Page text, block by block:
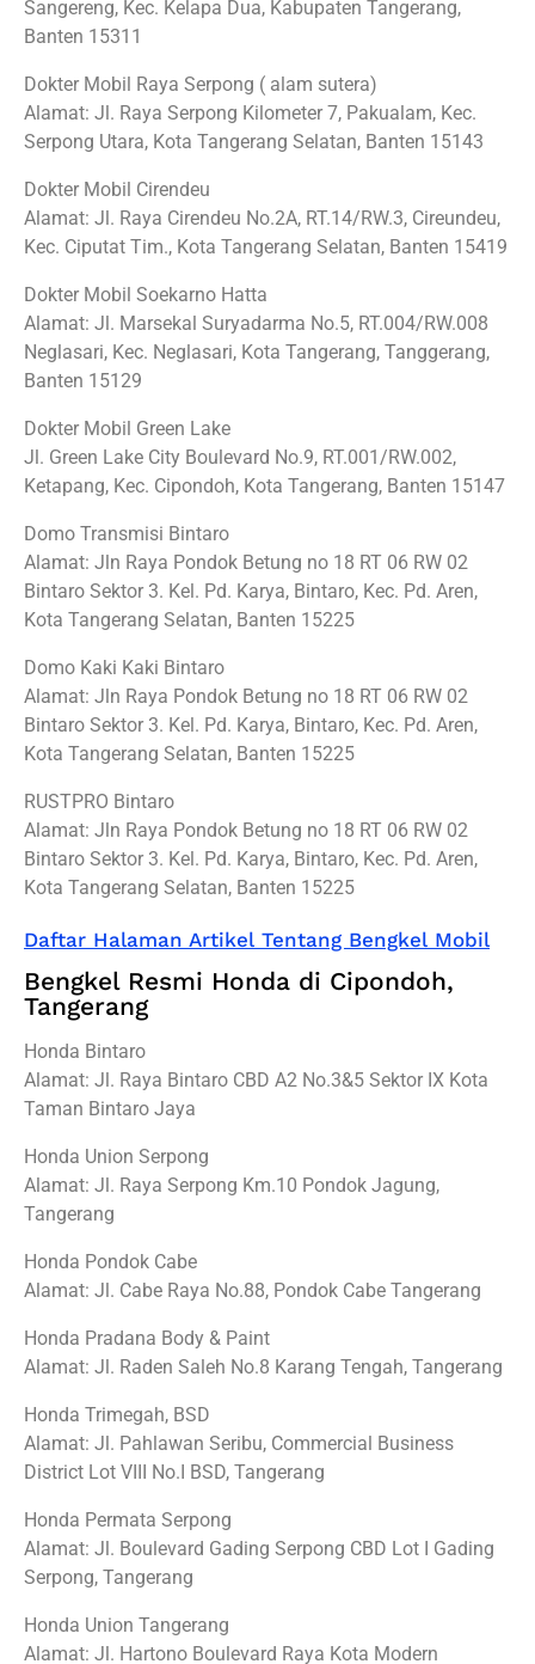
Sangereng, Kec. Kelapa Dua, Kabupaten Tangerang,
Banten 15311
Dokter Mobil Raya Serpong ( alam sutera)
Alamat: Jl. Raya Serpong Kilometer 7, Pakualam, Kec.
Serpong Utara, Kota Tangerang Selatan, Banten 15143
Dokter Mobil Cirendeu
Alamat: Jl. Raya Cirendeu No.2A, RT.14/RW.3, Cireundeu,
Kec. Ciputat Tim., Kota Tangerang Selatan, Banten 15419
Dokter Mobil Soekarno Hatta
Alamat: Jl. Marsekal Suryadarma No.5, RT.004/RW.008
Neglasari, Kec. Neglasari, Kota Tangerang, Tanggerang,
Banten 15129
Dokter Mobil Green Lake
Jl. Green Lake City Boulevard No.9, RT.001/RW.002,
Ketapang, Kec. Cipondoh, Kota Tangerang, Banten 15147
Domo Transmisi Bintaro
Alamat: Jln Raya Pondok Betung no 18 RT 06 RW 02
Bintaro Sektor 3. Kel. Pd. Karya, Bintaro, Kec. Pd. Aren,
Kota Tangerang Selatan, Banten 15225
Domo Kaki Kaki Bintaro
Alamat: Jln Raya Pondok Betung no 18 RT 06 RW 02
Bintaro Sektor 3. Kel. Pd. Karya, Bintaro, Kec. Pd. Aren,
Kota Tangerang Selatan, Banten 15225
RUSTPRO Bintaro
Alamat: Jln Raya Pondok Betung no 18 RT 06 RW 02
Bintaro Sektor 3. Kel. Pd. Karya, Bintaro, Kec. Pd. Aren,
Kota Tangerang Selatan, Banten 15225
Daftar Halaman Artikel Tentang Bengkel Mobil
Bengkel Resmi Honda di Cipondoh,
Tangerang
Honda Bintaro
Alamat: Jl. Raya Bintaro CBD A2 No.3&5 Sektor IX Kota
Taman Bintaro Jaya
Honda Union Serpong
Alamat: Jl. Raya Serpong Km.10 Pondok Jagung,
Tangerang
Honda Pondok Cabe
Alamat: Jl. Cabe Raya No.88, Pondok Cabe Tangerang
Honda Pradana Body & Paint
Alamat: Jl. Raden Saleh No.8 Karang Tengah, Tangerang
Honda Trimegah, BSD
Alamat: Jl. Pahlawan Seribu, Commercial Business
District Lot VIII No.I BSD, Tangerang
Honda Permata Serpong
Alamat: Jl. Boulevard Gading Serpong CBD Lot I Gading
Serpong, Tangerang
Honda Union Tangerang
Alamat: Jl. Hartono Boulevard Raya Kota Modern